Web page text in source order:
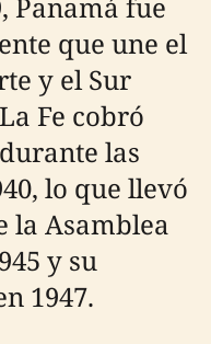
que une el
y el Sur
Fe cobró
las
lo que llevó
la Asamblea
y su
1947.